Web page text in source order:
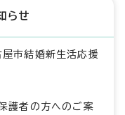
らせ
市結婚新生活応援
護者の方へのご案